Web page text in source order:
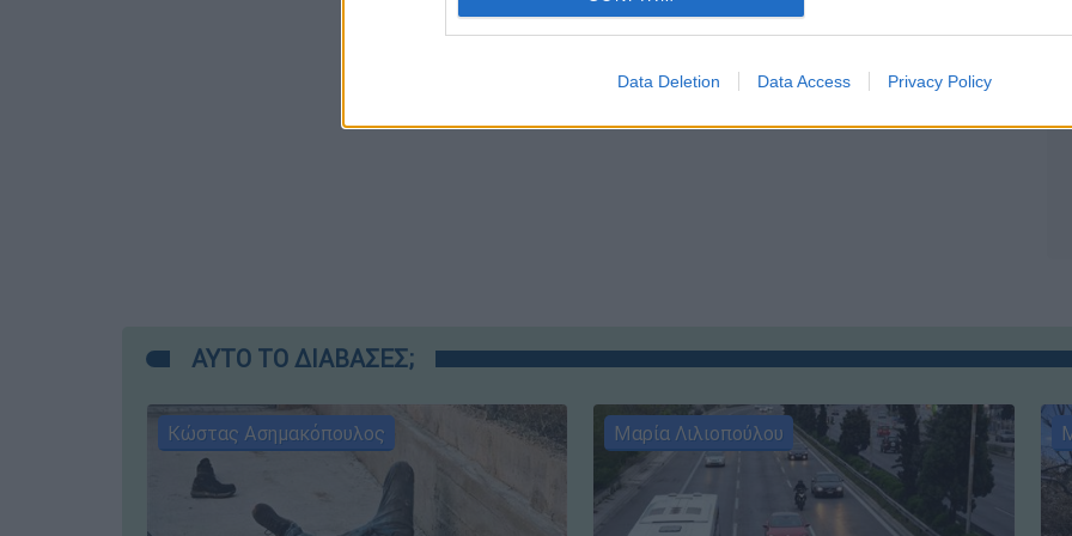
Data Deletion Data Access Privacy Policy
ΑΥΤΟ ΤΟ ΔΙΑΒΑΣΕΣ;
Κώστας Ασημακόπουλος Μαρία Λιλιοπούλου